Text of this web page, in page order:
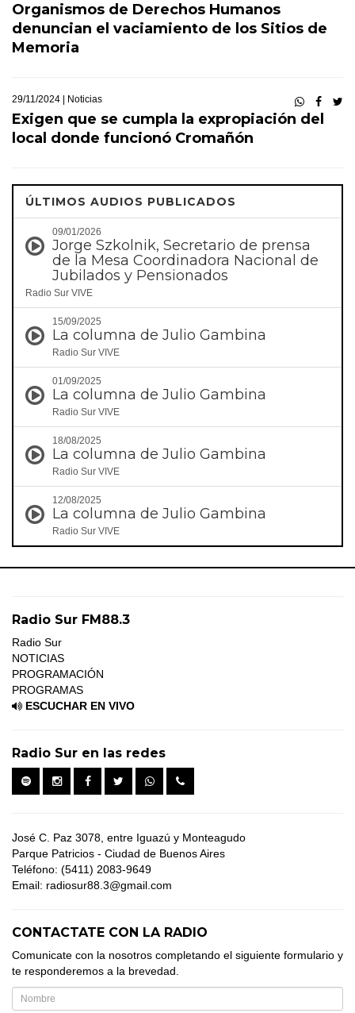
Organismos de Derechos Humanos
denuncian el vaciamiento de los Sitios de
Memoria
29/11/2024 | Noticias
Exigen que se cumpla la expropiación del
local donde funcionó Cromañón
ÚLTIMOS AUDIOS PUBLICADOS
09/01/2026
Jorge Szkolnik, Secretario de prensa
de la Mesa Coordinadora Nacional de
Jubilados y Pensionados
Radio Sur VIVE
15/09/2025
La columna de Julio Gambina
Radio Sur VIVE
01/09/2025
La columna de Julio Gambina
Radio Sur VIVE
18/08/2025
La columna de Julio Gambina
Radio Sur VIVE
12/08/2025
La columna de Julio Gambina
Radio Sur VIVE
Radio Sur FM88.3
Radio Sur
NOTICIAS
PROGRAMACIÓN
PROGRAMAS
ESCUCHAR EN VIVO
Radio Sur en las redes
José C. Paz 3078, entre Iguazú y Monteagudo
Parque Patricios - Ciudad de Buenos Aires
Teléfono: (5411) 2083-9649
Email: radiosur88.3@gmail.com
CONTACTATE CON LA RADIO
Comunicate con la nosotros completando el siguiente formulario y
te responderemos a la brevedad.